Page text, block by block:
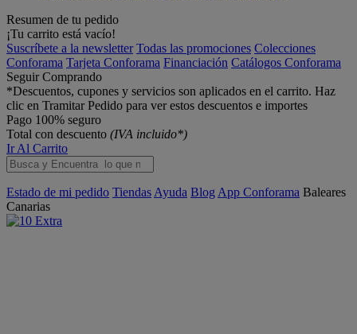
Resumen de tu pedido
¡Tu carrito está vacío!
Suscríbete a la newsletter Todas las promociones Colecciones
Conforama Tarjeta Conforama Financiación Catálogos Conforama
Seguir Comprando
*Descuentos, cupones y servicios son aplicados en el carrito. Haz
clic en Tramitar Pedido para ver estos descuentos e importes
Pago 100% seguro
Total con descuento (IVA incluido*)
Ir Al Carrito
Estado de mi pedido Tiendas Ayuda Blog App Conforama Baleares
Canarias